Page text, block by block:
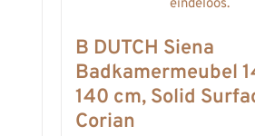
B DUTCH Siena
Badkamermeubel
140 cm, Solid
Corian